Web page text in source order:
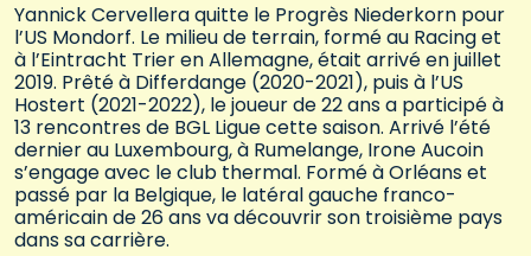
Yannick Cervellera quitte le Progrès Niederkorn pour
l’US Mondorf. Le milieu de terrain, formé au Racing et
à l’Eintracht Trier en Allemagne, était arrivé en juillet
2019. Prêté à Differdange (2020-2021), puis à l’US
Hostert (2021-2022), le joueur de 22 ans a participé à
13 rencontres de BGL Ligue cette saison. Arrivé l’été
dernier au Luxembourg, à Rumelange, Irone Aucoin
s’engage avec le club thermal. Formé à Orléans et
passé par la Belgique, le latéral gauche franco-
américain de 26 ans va découvrir son troisième pays
dans sa carrière.